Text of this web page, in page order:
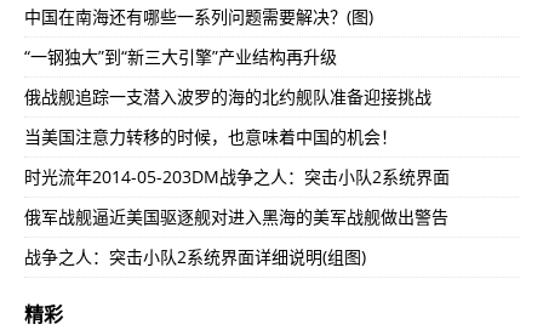
中国在南海还有哪些一系列问题需要解决？(图)
“一钢独大”到“新三大引擎”产业结构再升级
俄战舰追踪一支潜入波罗的海的北约舰队准备迎接挑战
当美国注意力转移的时候，也意味着中国的机会！
时光流年2014-05-203DM战争之人：突击小队2系统界面
俄军战舰逼近美国驱逐舰对进入黑海的美军战舰做出警告
战争之人：突击小队2系统界面详细说明(组图)
精彩